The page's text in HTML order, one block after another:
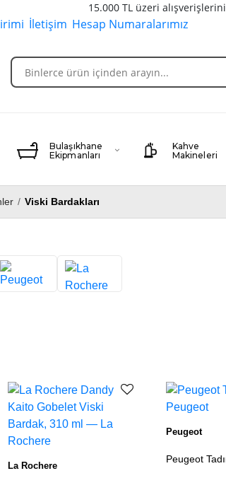
15.000 TL üzeri
İletişim Hesap Numaralarımız
Bulaşıkhane
Ekipmanları
Kahve
Makineleri
/ Viski Bardakları
Ürün listesi
La Rochere
Peugeot
Peugeot